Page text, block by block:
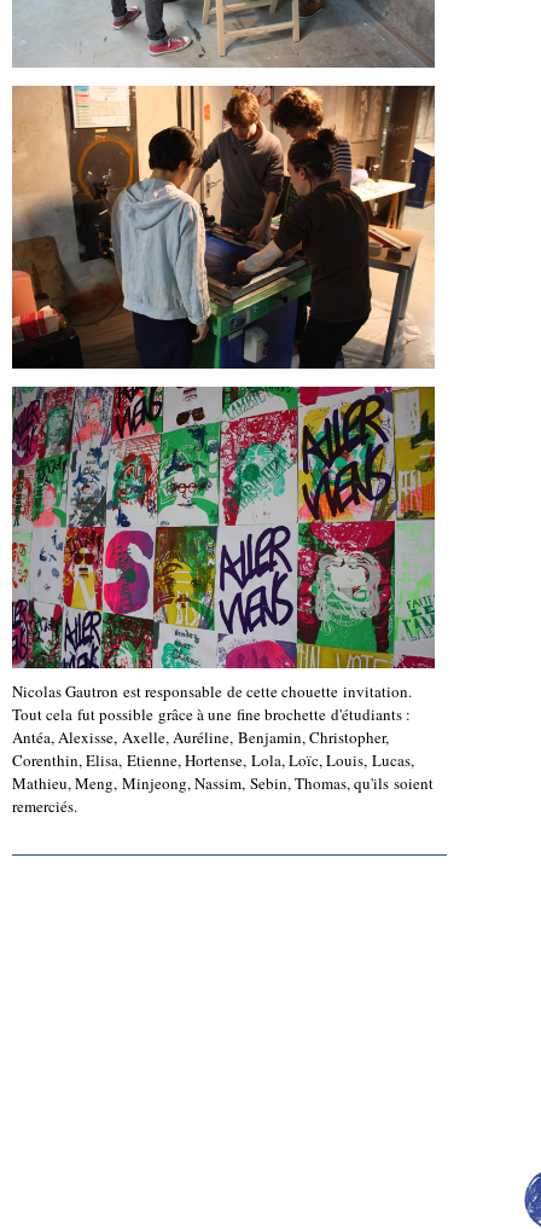
Nicolas Gautron est responsable de cette chouette invitation.
Tout cela fut possible grâce à une fine brochette d'étudiants :
Antéa, Alexisse, Axelle, Auréline, Benjamin, Christopher,
Corenthin, Elisa, Etienne, Hortense, Lola, Loïc, Louis, Lucas,
Mathieu, Meng, Minjeong, Nassim, Sebin, Thomas, qu'ils soient
remerciés.